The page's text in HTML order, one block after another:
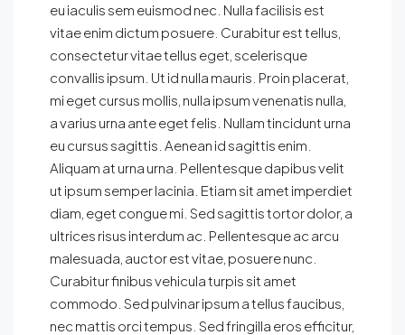
eu iaculis sem euismod nec. Nulla facilisis est
vitae enim dictum posuere. Curabitur est tellus,
consectetur vitae tellus eget, scelerisque
convallis ipsum. Ut id nulla mauris. Proin placerat,
mi eget cursus mollis, nulla ipsum venenatis nulla,
a varius urna ante eget felis. Nullam tincidunt urna
eu cursus sagittis. Aenean id sagittis enim.
Aliquam at urna urna. Pellentesque dapibus velit
ut ipsum semper lacinia. Etiam sit amet imperdiet
diam, eget congue mi. Sed sagittis tortor dolor, a
ultrices risus interdum ac. Pellentesque ac arcu
malesuada, auctor est vitae, posuere nunc.
Curabitur finibus vehicula turpis sit amet
commodo. Sed pulvinar ipsum a tellus faucibus,
nec mattis orci tempus. Sed fringilla eros efficitur,